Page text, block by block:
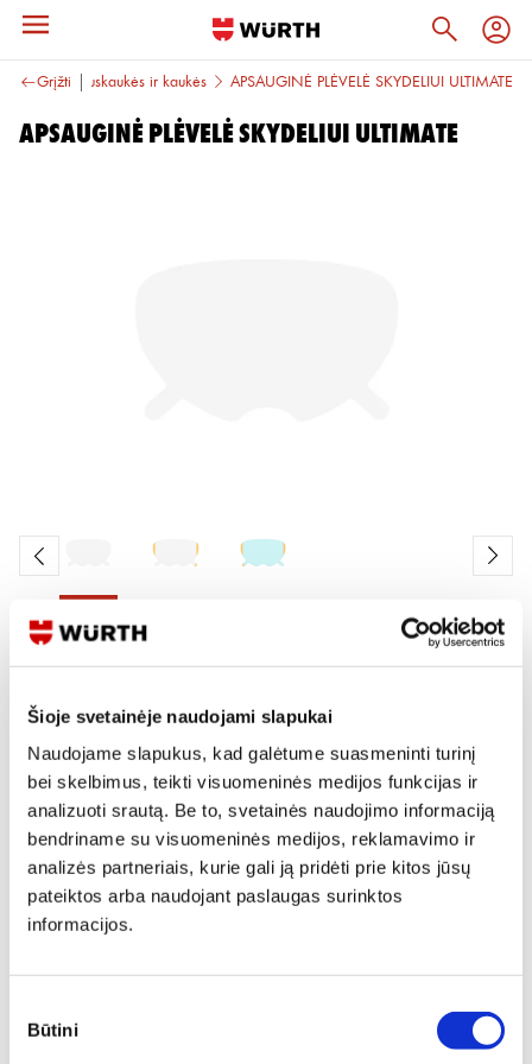
Šioje svetainėje naudojami slapukai
Naudojame slapukus, kad galėtume suasmeninti turinį
bei skelbimus, teikti visuomeninės medijos funkcijas ir
analizuoti srautą. Be to, svetainės naudojimo informaciją
bendriname su visuomeninės medijos, reklamavimo ir
analizės partneriais, kurie gali ją pridėti prie kitos jūsų
pateiktos arba naudojant paslaugas surinktos
informacijos.
pasirinkimas
Būtini
Grįžti Puskaukės ir kaukės APSAUGINĖ PLĖVELĖ SKYDELIUI ULTIMATE
APSAUGINĖ PLĖVELĖ SKYDELIUI ULTIMATE
Skaityti produkto aprašymą
Produkto Nr. 0899 101 212EAN 4062856493418
Kainos matomos tik registruotiems vartotojams.
Prisijungti / Registruotis
Rašyti užklausą
Reikia daugiau informacijos?
Skambinti: